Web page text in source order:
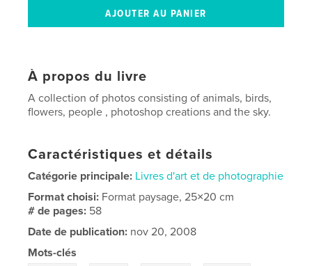
À propos du livre
A collection of photos consisting of animals, birds,
flowers, people , photoshop creations and the sky.
Caractéristiques et détails
Catégorie principale: Livres d'art et de photographie
Format choisi: Format paysage, 25×20 cm
# de pages: 58
Date de publication: nov 20, 2008
Mots-clés